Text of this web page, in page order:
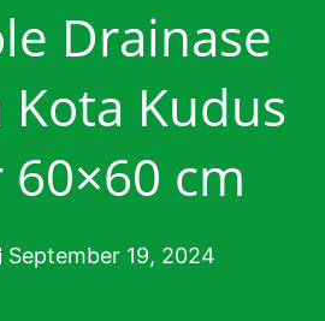
Drainase
Kota Kudus
60×60 cm
September 19, 2024